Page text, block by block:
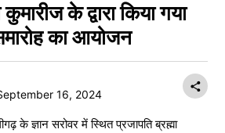
के द्वारा किया गया
का आयोजन
16, 2024
के ज्ञान सरोवर में स्थित प्रजापति ब्रह्मा